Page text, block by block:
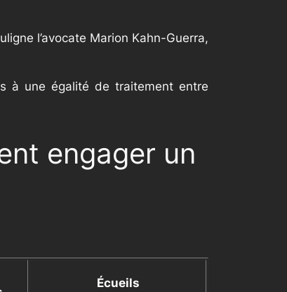
l’avocate Marion Kahn-Guerra,
à une égalité de traitement entre
engager un
Écueils